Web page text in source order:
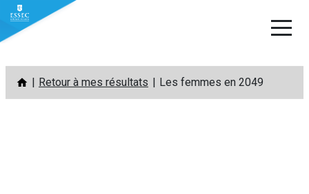
Aller
contenu
Retour à mes résultats Les femmes en 2049